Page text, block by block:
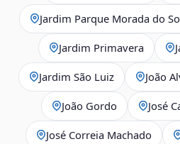
Jardim Parque Morada do
Jardim Primavera
Jardim São Luiz João
João Gordo José
José Correia Machado